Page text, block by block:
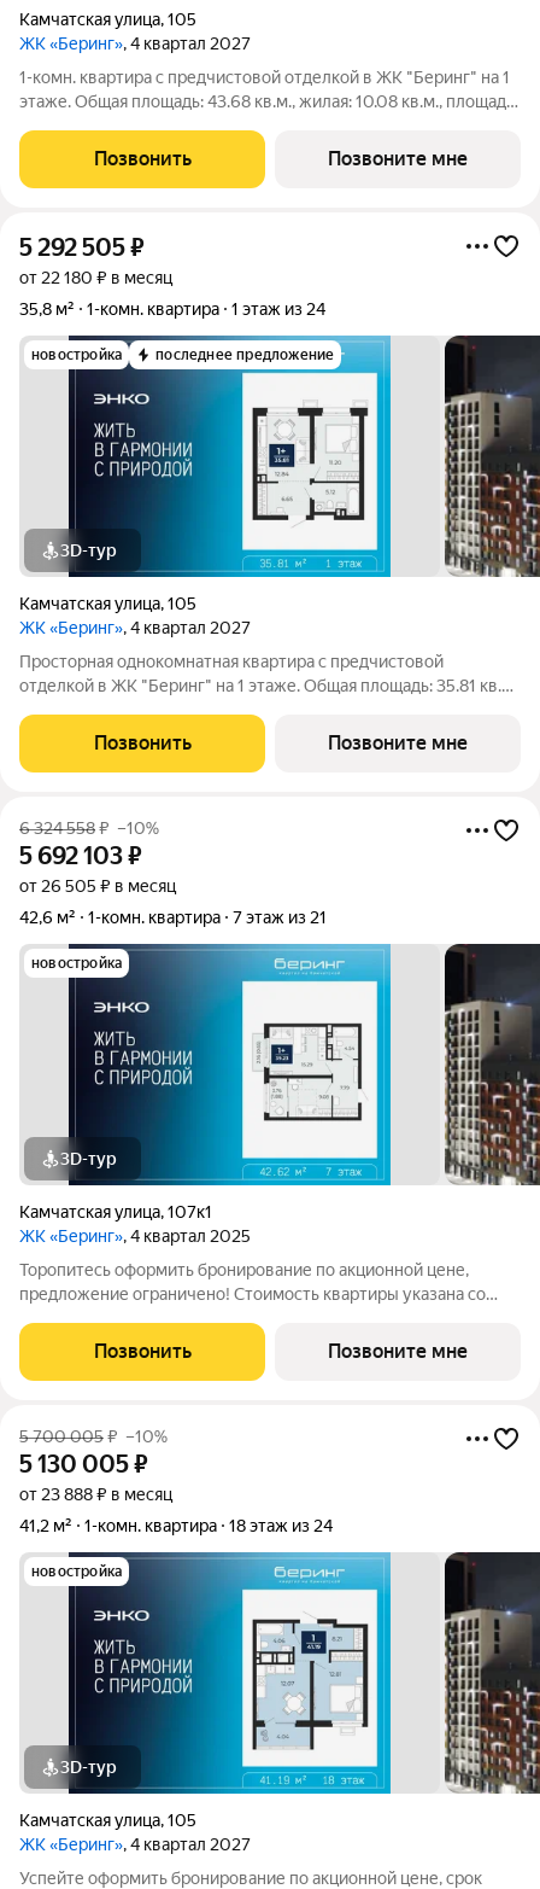
Камчатская улица,105
ЖК «Беринг», 4 квартал 2027
1-комн. квартира с предчистовой отделкой в ЖК "Беринг" на 1
этаже. Общая площадь: 43.68 кв.м., жилая: 10.08 кв.м., площадь
одну сторону. В квартире один совмещенный санузел. Высота
потолков
Позвонить Позвоните мне
5 292 505₽
от 22 180 ₽ в месяц
35,8 м²
1-комн. квартира 1 этаж из 24
новостройка последнее предложение
3D-тур
Камчатская улица,105
ЖК «Беринг», 4 квартал 2027
Просторная однокомнатная квартира с предчистовой
отделкой в ЖК "Беринг" на 1 этаже. Общая площадь: 35.81 кв.м.,
кв.м. Все окна выходят на одну сторону. В квартире один
совмещенный санузел.
Позвонить Позвоните мне
6 324 558₽ –10%
5 692 103₽
от 26 505 ₽ в месяц
42,6 м²
1-комн. квартира 7 этаж из 21
новостройка
3D-тур
Камчатская улица,107к1
ЖК «Беринг», 4 квартал 2025
Торопитесь оформить бронирование по акционной цене,
предложение ограничено! Стоимость квартиры указана со
телефону, наши менеджеры вам все расскажут. Продается
однокомнатная квартира от
Позвонить Позвоните мне
5 700 005₽ –10%
5 130 005₽
от 23 888 ₽ в месяц
41,2 м²
1-комн. квартира 18 этаж из 24
новостройка
3D-тур
Камчатская улица,105
ЖК «Беринг», 4 квартал 2027
Успейте оформить бронирование по акционной цене, срок